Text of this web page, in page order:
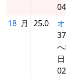
18 月 25.0
日